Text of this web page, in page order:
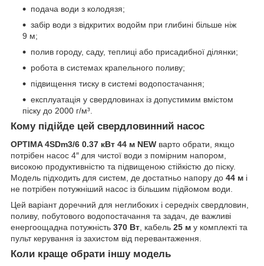
подача води з колодязя;
забір води з відкритих водойм при глибині більше ніж
9 м;
полив городу, саду, теплиці або присадибної ділянки;
робота в системах крапельного поливу;
підвищення тиску в системі водопостачання;
експлуатація у свердловинах із допустимим вмістом
піску до 2000 г/м³.
Кому підійде цей свердловинний насос
OPTIMA 4SDm3/6 0.37 кВт 44 м NEW варто обрати, якщо
потрібен насос 4″ для чистої води з помірним напором,
високою продуктивністю та підвищеною стійкістю до піску.
Модель підходить для систем, де достатньо напору до 44 м і
не потрібен потужніший насос із більшим підйомом води.
Цей варіант доречний для неглибоких і середніх свердловин,
поливу, побутового водопостачання та задач, де важливі
енергоощадна потужність 370 Вт , кабель 25 м у комплекті та
пульт керування із захистом від перевантаження.
Коли краще обрати іншу модель